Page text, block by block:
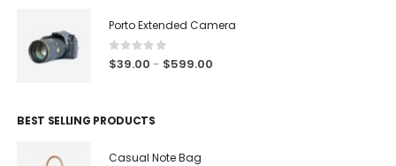
Porto Extended Camera
0out of 5
$39.00 – $599.00
BEST SELLING PRODUCTS
Casual Note Bag